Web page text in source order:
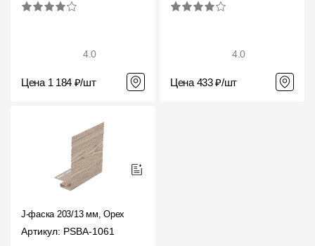
4.0
Цена 1 184 ₽/шт
4.0
Цена 433 ₽/шт
J-фаска 203/13 мм, Орех
Артикул: PSBA-1061